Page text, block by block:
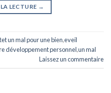
LECTURE →
un mal pour une bien,eveil
développement personnel,un mal
Laissez un commentaire